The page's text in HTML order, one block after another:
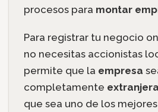
procesos para montar
Para registrar tu negocio
no necesitas accionistas
permite que la empresa
completamente extranjera
que sea uno de los